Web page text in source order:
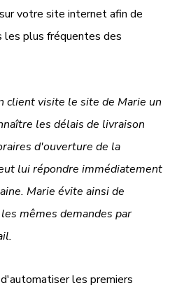
votre site internet afin de
les plus fréquentes des
client visite le site de Marie un
les délais de livraison
d'ouverture de la
lui répondre immédiatement
Marie évite ainsi de
mêmes demandes par
les premiers